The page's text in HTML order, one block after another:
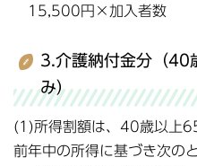
15,500円×加入者数
3.介護納付金分（40
み）
(1)所得割額は、40歳以上
前年中の所得に基づき次の